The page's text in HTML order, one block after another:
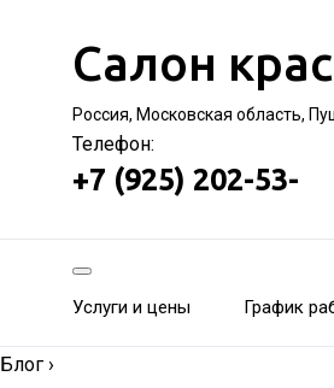
Салон
Россия, Московская область,
Телефон:
+7 (925) 202-53-
Услуги и цены График
Блог ›